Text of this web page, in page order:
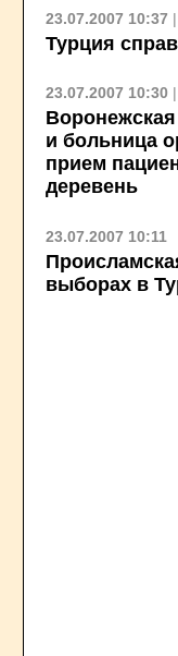
23.07.2007 10:37
Турция
23.07.2007 10:30
и больница
прием
деревень
23.07.2007 10:11
выборах в